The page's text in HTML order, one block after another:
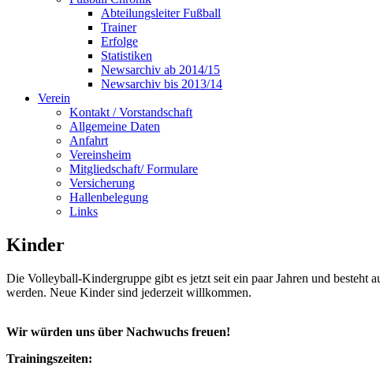
Abteilungsleiter Fußball
Trainer
Erfolge
Statistiken
Newsarchiv ab 2014/15
Newsarchiv bis 2013/14
Verein
Kontakt / Vorstandschaft
Allgemeine Daten
Anfahrt
Vereinsheim
Mitgliedschaft/ Formulare
Versicherung
Hallenbelegung
Links
Kinder
Die Volleyball-Kindergruppe gibt es jetzt seit ein paar Jahren und
werden. Neue Kinder sind jederzeit willkommen.
Wir würden uns über Nachwuchs freuen!
Trainingszeiten: